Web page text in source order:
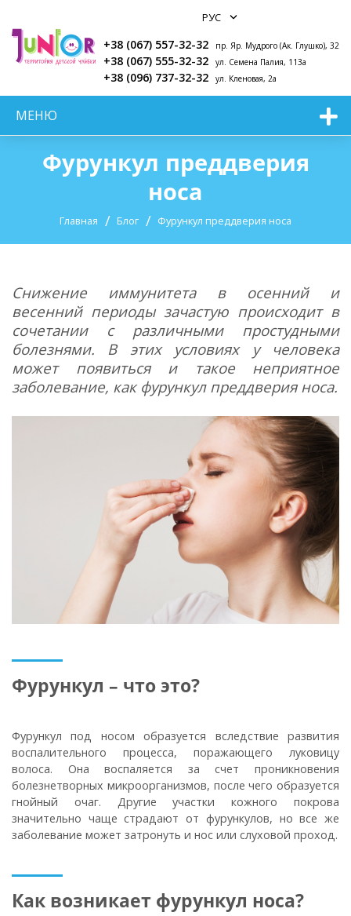
+38 (067) 557-32-32 пр. Яр. Мудрого (Ак. Глушко), 32
+38 (067) 555-32-32 ул. Семена Палия, 113а
+38 (096) 737-32-32 ул. Кленовая, 2а
МЕНЮ
Фурункул преддверия
носа
Главная Блог Фурункул преддверия носа
Снижение иммунитета в осенний и
весенний периоды зачастую происходит в
сочетании с различными простудными
болезнями. В этих условиях у человека
может появиться и такое неприятное
заболевание, как фурункул преддверия носа.
Фурункул – что это?
Фурункул под носом образуется вследствие развития
воспалительного процесса, поражающего луковицу
волоса. Она воспаляется за счет проникновения
болезнетворных микроорганизмов, после чего образуется
гнойный очаг. Другие участки кожного покрова
значительно чаще страдают от фурункулов, но все же
заболевание может затронуть и нос или слуховой проход.
Как возникает фурункул носа?